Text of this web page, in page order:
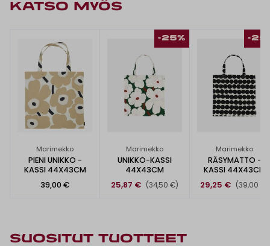
KATSO MYÖS
Marimekko
PIENI UNIKKO -
KASSI 44X43CM
39,00 €
-25%
Marimekko
UNIKKO-KASSI
44X43CM
25,87 € (34,50 €)
-
Marimekko
RÄSYMATTO -
KASSI 44X43CM
29,25 € (39,00 €)
SUOSITUT TUOTTEET